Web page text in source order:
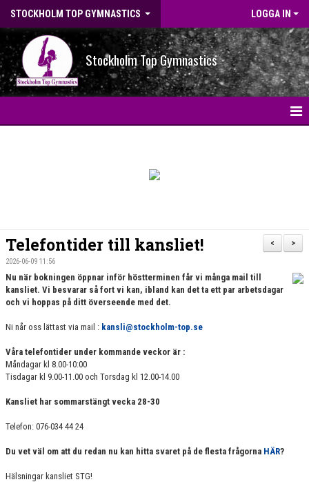
STOCKHOLM TOP GYMNASTICS LOGGA IN
Stockholm Top Gymnastics
OM FÖRENINGEN
STG-HALLEN
VÄRDEGRUND
FÖRENINGSPRODUKTER
KONTAKT
>
<
Telefontider till kansliet!
2026-06-09 11:56
Nu när bokningen öppnar inför höstterminen får vi många mail till
kansliet. Vi besvarar så fort vi kan, ibland kan det ta ett par arbetsdagar
och vi hoppas på ditt överseende med det.
Ni når oss lättast via mail : kansli@stockholm-top.se
Våra telefontider under kommande veckor är :
Måndagar kl 8.00-10:00
Tisdagar kl 9.00-11.00 och Torsdag kl 12.00-14.00
Kansliet har sommarstängt vecka 28-30
Telefon: 076-034 44 24
Du vet väl om att du redan nu kan hitta svaret på de flesta frågorna HÄR?
Hälsningar kansliet STG!